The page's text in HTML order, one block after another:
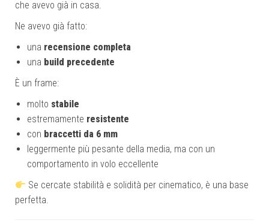
che avevo già in casa.
Ne avevo già fatto:
una recensione completa
una build precedente
È un frame:
molto stabile
estremamente resistente
con braccetti da 6 mm
leggermente più pesante della media, ma con un
comportamento in volo eccellente
Se cercate stabilità e solidità per cinematico, è una base
perfetta.